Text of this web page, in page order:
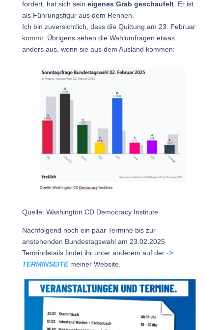
fordert, hat sich sein eigenes Grab geschaufelt. Er ist
als Führungsfigur aus dem Rennen.
Ich bin zuversichtlich, dass die Quittung am 23. Februar
kommt. Übrigens sehen die Wahlumfragen etwas
anders aus, wenn sie aus dem Ausland kommen:
Quelle: Washington CD Democracy Institute
Nachfolgend noch ein paar Termine bis zur
anstehenden Bundestagswahl am 23.02.2025
Termindetails findet ihr unter anderem auf der ->
TERMINSEITEmeiner Website.